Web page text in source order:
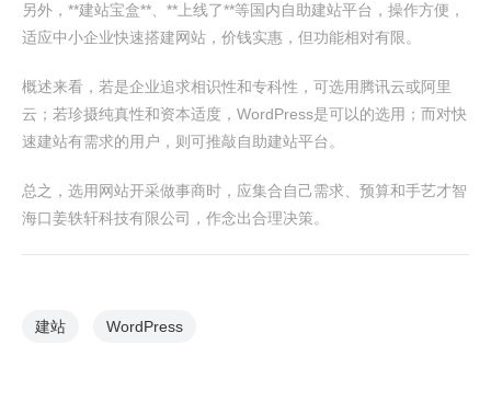
另外，**建站宝盒**、**上线了**等国内自助建站平台，操作方便，
适应中小企业快速搭建网站，价钱实惠，但功能相对有限。
概述来看，若是企业追求相识性和专科性，可选用腾讯云或阿里
云；若珍摄纯真性和资本适度，WordPress是可以的选用；而对快
速建站有需求的用户，则可推敲自助建站平台。
总之，选用网站开采做事商时，应集合自己需求、预算和手艺才智
海口姜轶轩科技有限公司，作念出合理决策。
建站 WordPress